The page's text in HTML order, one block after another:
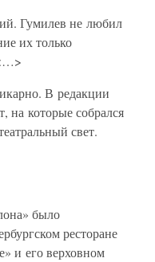
Гумилев не любил
их только
В редакции
на которые собрался
свет.
было
ресторане
и его верховном